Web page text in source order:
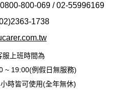
800-069 / 02-55996169
1738
服上班時間為
~ 19:00(例假日無服務)
時皆可使用(全年無休)